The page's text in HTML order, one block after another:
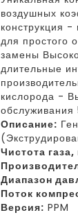
воздушных
конструкция
для простого
замены
длительные
кислорода -
обслуживания
Описание:
Чистота газа,
Диапазон
Поток
Версия: PPM